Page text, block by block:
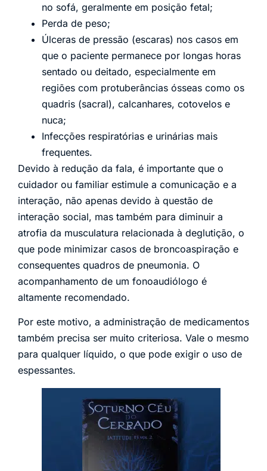
no sofá, geralmente em posição fetal;
Perda de peso;
Úlceras de pressão (escaras) nos casos em
que o paciente permanece por longas horas
sentado ou deitado, especialmente em
regiões com protuberâncias ósseas como os
quadris (sacral), calcanhares, cotovelos e
nuca;
Infecções respiratórias e urinárias mais
frequentes.
Devido à redução da fala, é importante que o
cuidador ou familiar estimule a comunicação e a
interação, não apenas devido à questão de
interação social, mas também para diminuir a
atrofia da musculatura relacionada à deglutição, o
que pode minimizar casos de broncoaspiração e
consequentes quadros de pneumonia. O
acompanhamento de um fonoaudiólogo é
altamente recomendado.
Por este motivo, a administração de medicamentos
também precisa ser muito criteriosa. Vale o mesmo
para qualquer líquido, o que pode exigir o uso de
espessantes.